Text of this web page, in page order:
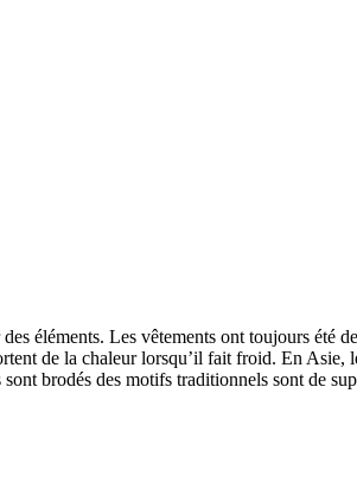
éléments. Les vêtements ont toujours été
de la chaleur lorsqu’il fait froid. En
brodés des motifs traditionnels sont de